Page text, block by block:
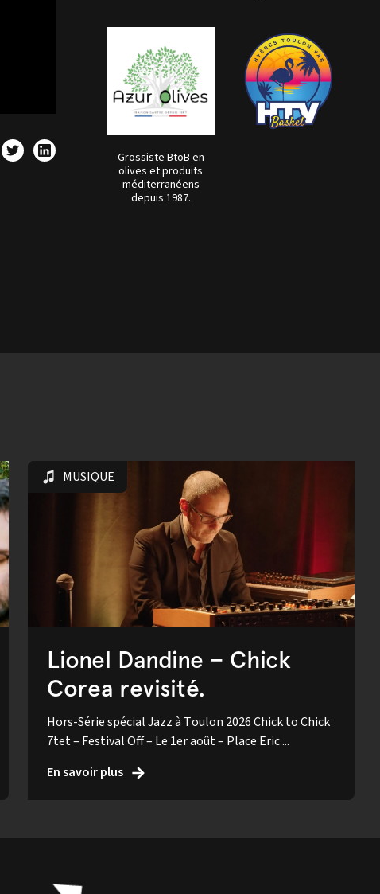
Grossiste BtoB en
olives et produits
méditerranéens
depuis 1987.
MUSIQUE
Lionel Dandine – Chick
Corea revisité.
Hors-Série spécial Jazz à Toulon 2026 Chick to Chick
7tet – Festival Off – Le 1er août – Place Eric ...
En savoir plus